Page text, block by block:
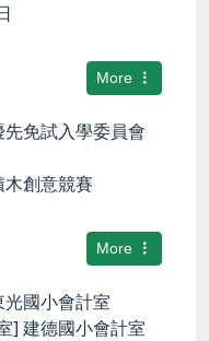
More
免試入學委員會
創意競賽
More
國小會計室
] 建德國小會計室